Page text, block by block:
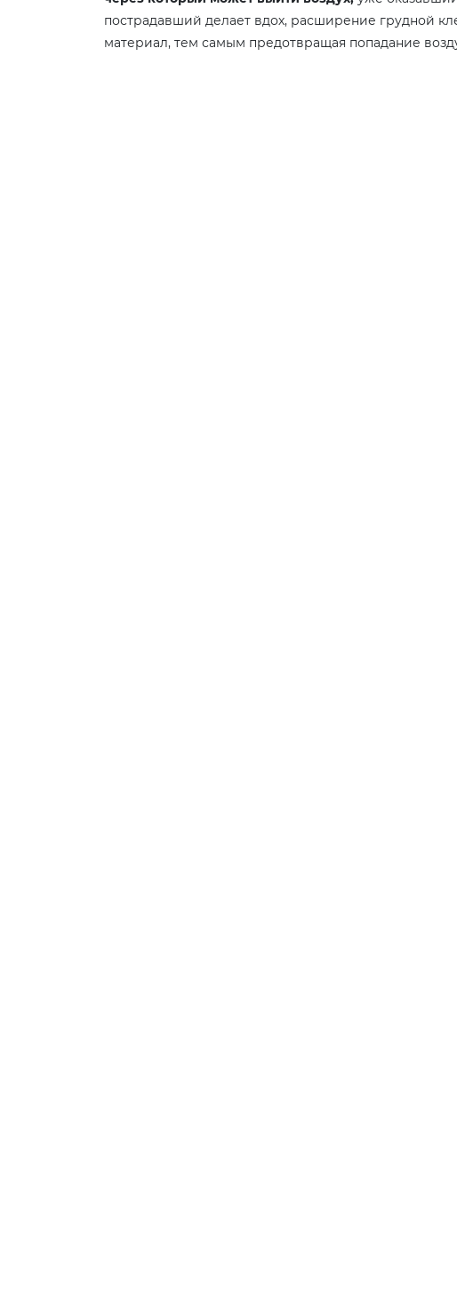
пострадавший делает вдох, расширение грудной
материал, тем самым предотвращая попадание